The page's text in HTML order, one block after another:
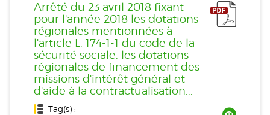
Arrêté du 23 avril 2018 fixant
pour l'année 2018 les dotations
régionales mentionnées à
l'article L. 174-1-1 du code de la
sécurité sociale, les dotations
régionales de financement des
missions d'intérêt général et
d'aide à la contractualisation...
Tag(s) :